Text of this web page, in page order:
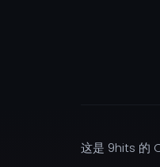
这是 9hits 的